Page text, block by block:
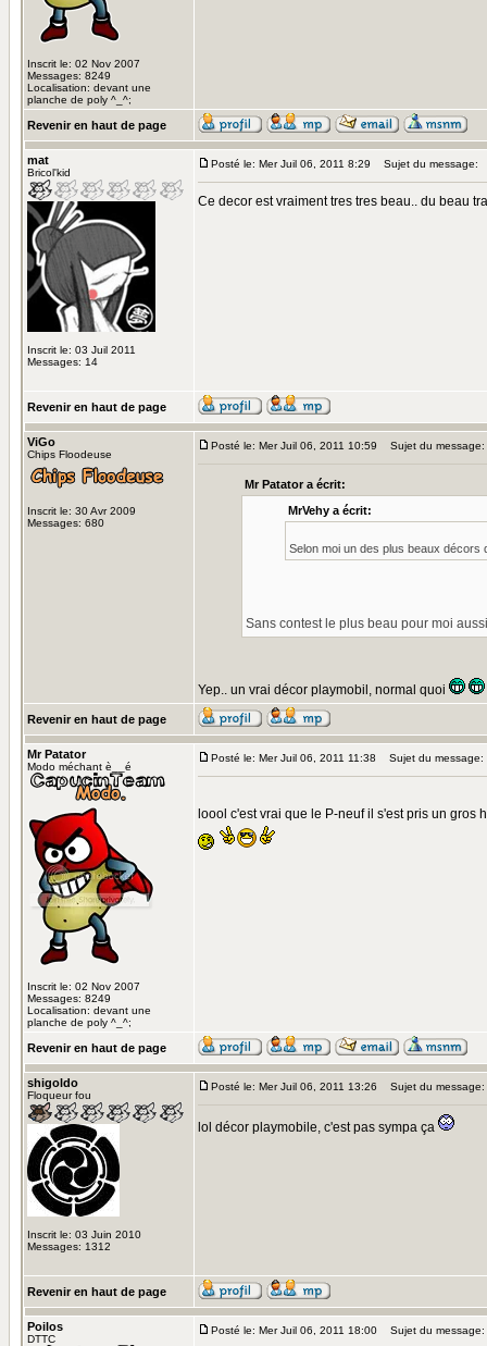
Inscrit le: 02 Nov 2007
Messages: 8249
Localisation: devant une
planche de poly ^_^;
Revenir en haut de page
mat
Bricol'kid
Inscrit le: 03 Juil 2011
Messages: 14
Posté le: Mer Juil 06, 2011 8:29 Sujet du message:
Ce decor est vraiment tres tres beau.. du beau
Revenir en haut de page
ViGo
Chips Floodeuse
Inscrit le: 30 Avr 2009
Messages: 680
Posté le: Mer Juil 06, 2011 10:59 Sujet du message:
Mr Patator a écrit:
MrVehy a écrit:
Selon moi un des plus beaux décors
Sans contest le plus beau pour moi
Yep.. un vrai décor playmobil, normal quoi
Revenir en haut de page
Mr Patator
Modo méchant è__é
Inscrit le: 02 Nov 2007
Messages: 8249
Localisation: devant une
planche de poly ^_^;
Posté le: Mer Juil 06, 2011 11:38 Sujet du message:
loool c'est vrai que le P-neuf il s'est pris un
Revenir en haut de page
shigoldo
Floqueur fou
Inscrit le: 03 Juin 2010
Messages: 1312
Posté le: Mer Juil 06, 2011 13:26 Sujet du message:
lol décor playmobile, c'est pas sympa ça
Revenir en haut de page
Poilos
DTTC
Posté le: Mer Juil 06, 2011 18:00 Sujet du message: